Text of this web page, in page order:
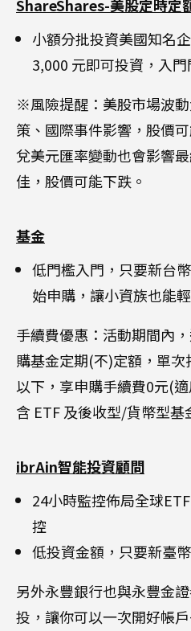
ShareShares-美股定時定
小額分批投資美國知名
3,000 元即可投資，入門
※風險提醒：美股市場波
策、國際事件影響，股價
兌美元匯率變動也會影響
佳，股價可能下跌。
基金
低門檻入門，只要新台
始申購，讓小資族也能
手續費優惠：活動期間內
購基金定期(不)定額，單
以下，享申購手續費0元(
含 ETF 及後收型/貨幣型基
ibrAin智能投資顧問
24小時監控佈局全球
控
低投資金額，只要新臺
另外永豐銀行也與永豐金
投，讓你可以一次開好帳